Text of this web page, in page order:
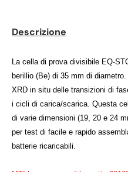
Descrizione
La cella di prova divisibile EQ-
berillio (Be) di 35 mm di
XRD in situ delle transizioni di
i cicli di carica/scarica. Questa
di varie dimensioni (19, 20 e 24
per test di facile e rapido
batterie ricaricabili.